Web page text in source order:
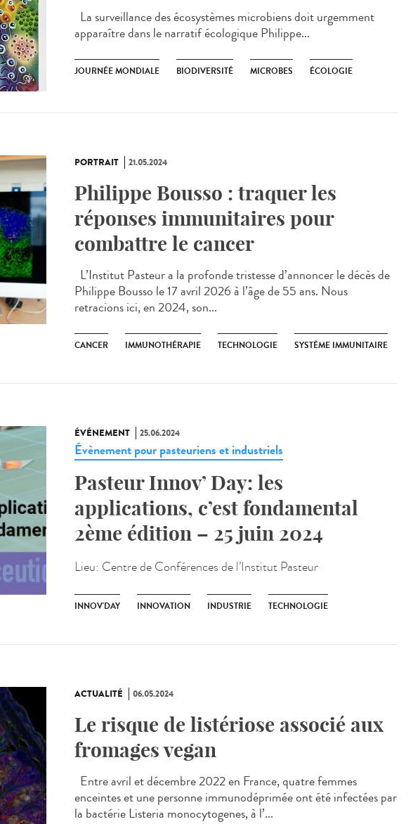
La surveillance des écosystèmes microbiens doit urgemment
apparaître dans le narratif écologique Philippe...
JOURNÉE MONDIALE BIODIVERSITÉ MICROBES ÉCOLOGIE
PORTRAIT 21.05.2024
Philippe Bousso : traquer les
réponses immunitaires pour
combattre le cancer
L’Institut Pasteur a la profonde tristesse d’annoncer le décès de
Philippe Bousso le 17 avril 2026 à l’âge de 55 ans. Nous
retracions ici, en 2024, son...
CANCER IMMUNOTHÉRAPIE TECHNOLOGIE SYSTÈME IMMUNITAIRE
ÉVÉNEMENT 25.06.2024
Évènement pour pasteuriens et industriels
Pasteur Innov’ Day: les
applications, c’est fondamental
2ème édition – 25 juin 2024
Lieu: Centre de Conférences de l’Institut Pasteur
INNOV'DAY INNOVATION INDUSTRIE TECHNOLOGIE
ACTUALITÉ 06.05.2024
Le risque de listériose associé aux
fromages vegan
Entre avril et décembre 2022 en France, quatre femmes
enceintes et une personne immunodéprimée ont été infectées par
la bactérie Listeria monocytogenes, à l’...